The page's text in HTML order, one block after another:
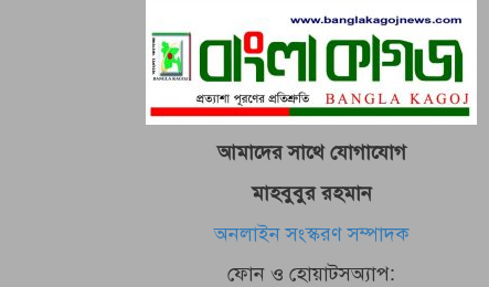
আমাদের সাথে যোগাযোগ
মাহবুবুর রহমান
অনলাইন সংস্করণ সম্পাদক
ফোন ও হোয়াটসঅ্যাপ: